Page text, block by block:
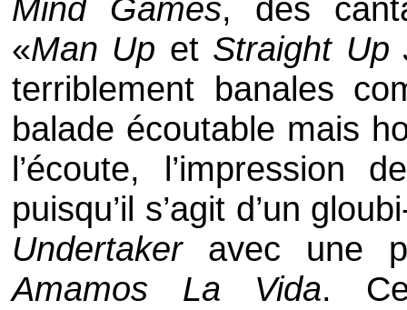
Mind Games, des
«Man Up et Straight Up
terriblement banales
balade écoutable mais
l’écoute, l’impression
puisqu’il s’agit d’un
Undertakeravec une
Amamos La Vida.